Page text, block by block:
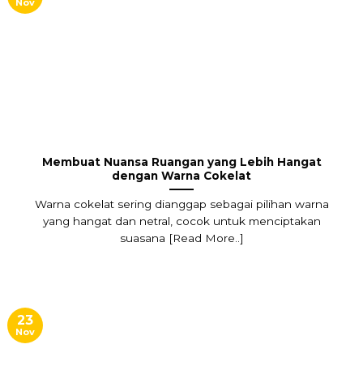
Membuat Nuansa Ruangan yang Lebih Hangat
dengan Warna Cokelat
Warna cokelat sering dianggap sebagai pilihan warna
yang hangat dan netral, cocok untuk menciptakan
suasana [Read More..]
Nov
23
Nov